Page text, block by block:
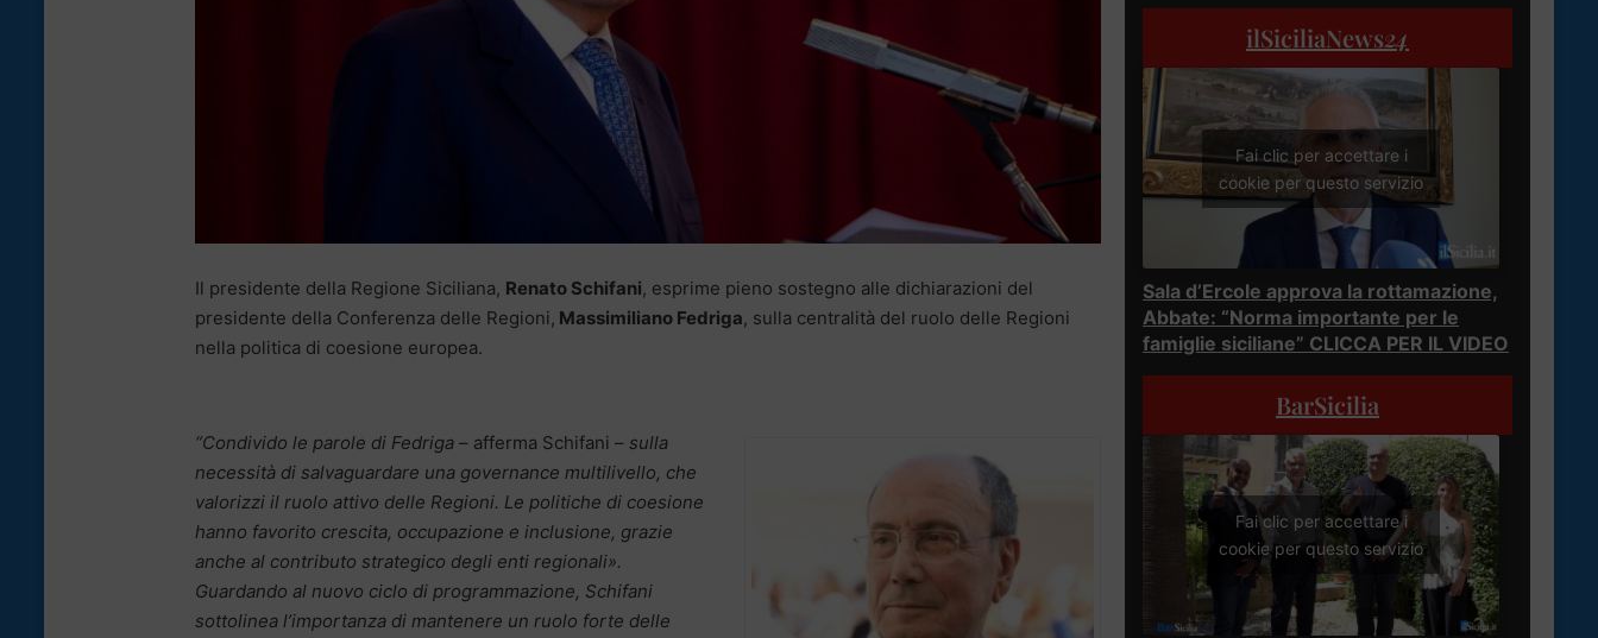
Il presidente della Regione Siciliana, Renato Schifani, esprime pieno sostegno alle dichiarazioni del
presidente della Conferenza delle Regioni, Massimiliano Fedriga, sulla centralità del ruolo delle Regioni
nella politica di coesione europea.
“Condivido le parole di Fedriga – afferma Schifani – sulla
necessità di salvaguardare una governance multilivello, che
valorizzi il ruolo attivo delle Regioni. Le politiche di coesione
hanno favorito crescita, occupazione e inclusione, grazie
anche al contributo strategico degli enti regionali».
Guardando al nuovo ciclo di programmazione, Schifani
sottolinea l’importanza di mantenere un ruolo forte delle
ilSiciliaNews24
Fai clic per accettare i
cookie per questo servizio
Sala d’Ercole approva la rottamazione,
Abbate: “Norma importante per le
famiglie siciliane” CLICCA PER IL VIDEO
BarSicilia
Fai clic per accettare i
cookie per questo servizio